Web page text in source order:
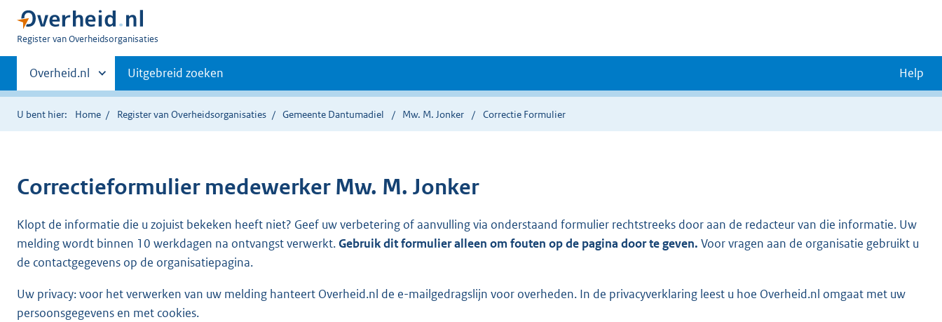
U
Register van Overheidsorganisaties
Primaire
navigatie
Andere
sites
binnen
Overheid.nl Uitgebreid zoeken Help
U bent hier: Home Register van Overheidsorganisaties Gemeente Dantumadiel Mw. M. Jonker Correctie Formulier
Correctieformulier medewerker Mw. M. Jonker
Klopt de informatie die u zojuist bekeken heeft niet? Geef uw verbetering of aanvulling via onderstaand formulier rechtstreeks door aan de redacteur van die informatie. Uw
melding wordt binnen 10 werkdagen na ontvangst verwerkt.Gebruik dit formulier alleen om fouten op de pagina door te geven. Voor vragen aan de organisatie gebruikt u
de contactgegevens op de organisatiepagina.
Uw privacy: voor het verwerken van uw melding hanteert Overheid.nl de e-mailgedragslijn voor overheden. In de privacyverklaring leest u hoe Overheid.nl omgaat met uw
persoonsgegevens en met cookies.